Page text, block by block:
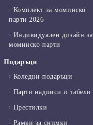
Комплект за моминско
парти 2026
Индивидуален дизайн за
моминско парти
Подаръци
Коледни подаръци
Парти надписи и табели
Престилки
Рамки за снимки